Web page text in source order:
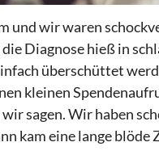
und wir waren
Diagnose hieß in
überschüttet
kleinen
sagen. Wir haben
kam eine lange blöde